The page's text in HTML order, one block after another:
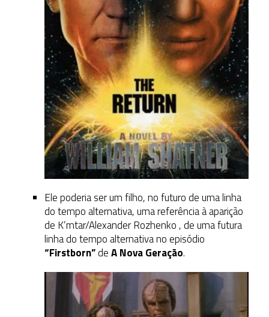
Ele poderia ser um filho, no futuro de uma linha
do tempo alternativa, uma referência à aparição
de K’mtar/Alexander Rozhenko , de uma futura
linha do tempo alternativa no episódio
“Firstborn”deA Nova Geração.